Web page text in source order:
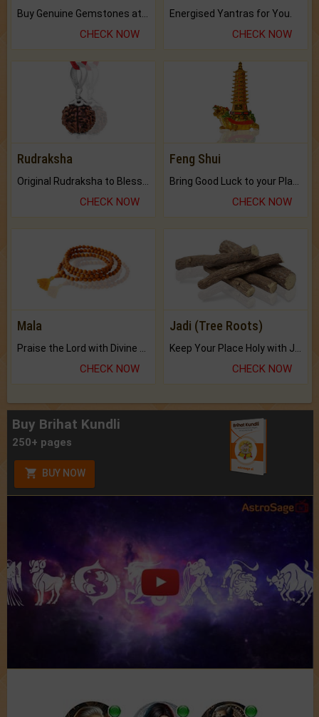
CHECK NOW
Energised Yantras for You.
CHECK NOW
Rudraksha
CHECK NOW
Feng Shui
CHECK NOW
Mala
Praise the Lord with Divine Energies of Mala.
CHECK NOW
Jadi (Tree Roots)
Keep Your Place Holy with Jadi.
CHECK NOW
Buy Brihat Kundli
250+ pages
BUY NOW